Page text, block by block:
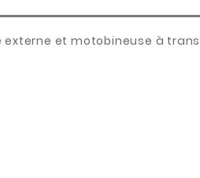
et motobineuse à